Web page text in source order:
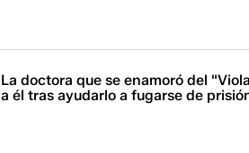
La doctora que se enamoró del
a él tras ayudarlo a fugarse de